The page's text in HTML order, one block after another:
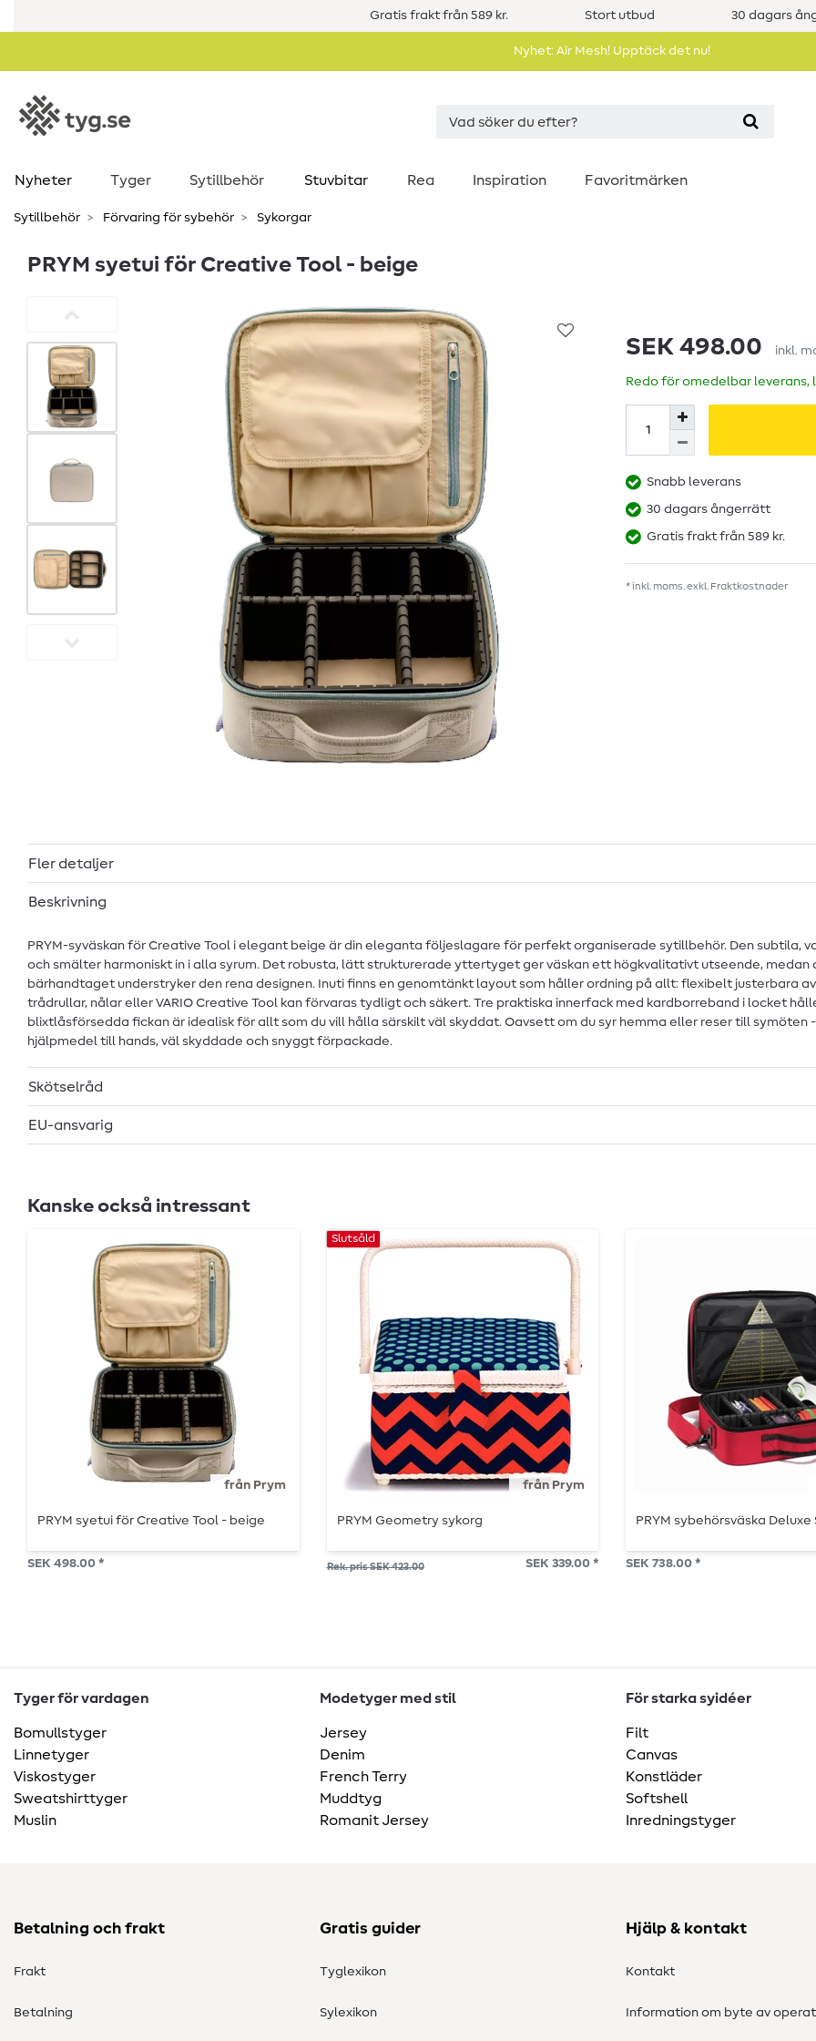
Gratis frakt från 589 kr. Stort utbud 30 dagars
Nyhet: Air Mesh! Upptäck det nu!
Nyheter Tyger Sytillbehör Stuvbitar Rea Inspiration Favoritmärken
Sytillbehör Förvaring för sybehör Sykorgar
PRYM syetui för Creative Tool - beige
SEK 498.00 inkl.
Redo för omedelbar leverans,
Snabb leverans
30 dagars ångerrätt
Gratis frakt från 589 kr.
* inkl. moms. exkl. Fraktkostnader
Fler detaljer
Beskrivning
PRYM-syväskan för Creative Tool i elegant beige är din eleganta följeslagare för perfekt organiserade sytillbehör. Den subtila,
och smälter harmoniskt in i alla syrum. Det robusta, lätt strukturerade yttertyget ger väskan ett högkvalitativt utseende,
bärhandtaget understryker den rena designen. Inuti finns en genomtänkt layout som håller ordning på allt: flexibelt justerbara
trådrullar, nålar eller VARIO Creative Tool kan förvaras tydligt och säkert. Tre praktiska innerfack med kardborreband i locket
blixtlåsförsedda fickan är idealisk för allt som du vill hålla särskilt väl skyddat. Oavsett om du syr hemma eller reser till symöten
hjälpmedel till hands, väl skyddade och snyggt förpackade.
Skötselråd
EU-ansvarig
Kanske också intressant
från Prym
PRYM syetui för Creative Tool - beige
SEK 498.00 *
från Prym
Slutsåld
PRYM Geometry sykorg
Rek. pris SEK 423.00 SEK 339.00 *
PRYM sybehörsväska Deluxe
SEK 738.00 *
Tyger för vardagen
Bomullstyger
Linnetyger
Viskostyger
Sweatshirttyger
Muslin
Modetyger med stil
Jersey
Denim
French Terry
Muddtyg
Romanit Jersey
För starka syidéer
Filt
Canvas
Konstläder
Softshell
Inredningstyger
Betalning och frakt
Frakt
Betalning
Gratis guider
Tyglexikon
Sylexikon
Hjälp & kontakt
Kontakt
Information om byte av